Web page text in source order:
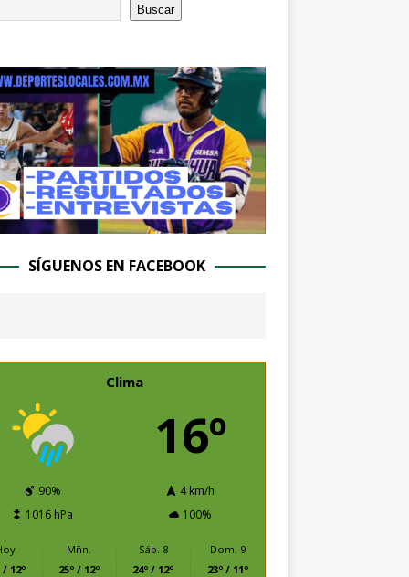
Buscar
SÍGUENOS EN FACEBOOK
Clima
16º
90%
4 km/h
1016 hPa
100%
/ 12º
Mñn.
25º / 12º
Sáb. 8
24º / 12º
Dom. 9
23º / 11º